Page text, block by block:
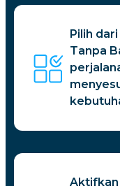
Pilih
Tanpa
Aktifkan